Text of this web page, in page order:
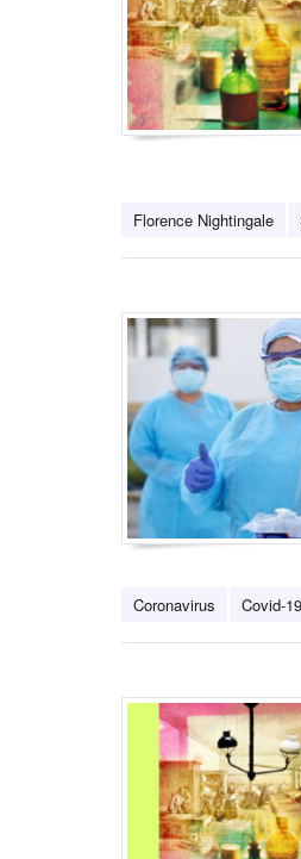
Florence Nightingale
Coronavirus Covid-19